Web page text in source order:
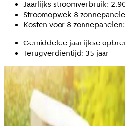
Jaarlijks stroomverbruik:
Stroomopwek 8
Kosten voor 8
Gemiddelde jaarlijkse
Terugverdientijd: 35 jaar